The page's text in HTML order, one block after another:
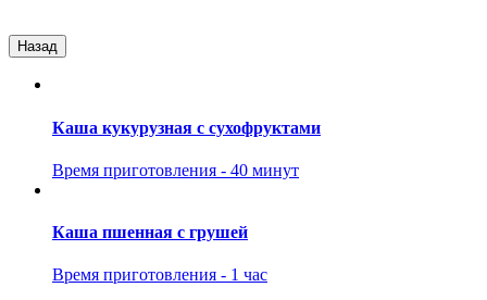
Назад
Каша кукурузная с сухофруктами
Время приготовления - 40 минут
Каша пшенная с грушей
Время приготовления - 1 час